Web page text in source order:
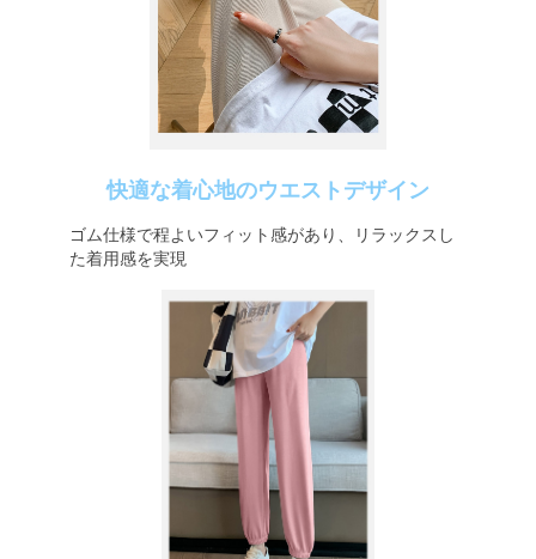
快適な着心地のウエストデザイン
ゴム仕様で程よいフィット感があり、リラックスし
た着用感を実現